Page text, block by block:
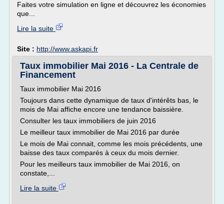
Faites votre simulation en ligne et découvrez les économies
que...
Lire la suite
Site : http://www.askapi.fr
Taux immobilier Mai 2016 - La Centrale de
Financement
Taux immobilier Mai 2016
Toujours dans cette dynamique de taux d'intérêts bas, le
mois de Mai affiche encore une tendance baissière.
Consulter les taux immobiliers de juin 2016
Le meilleur taux immobilier de Mai 2016 par durée
Le mois de Mai connait, comme les mois précédents, une
baisse des taux comparés à ceux du mois dernier.
Pour les meilleurs taux immobilier de Mai 2016, on
constate,...
Lire la suite